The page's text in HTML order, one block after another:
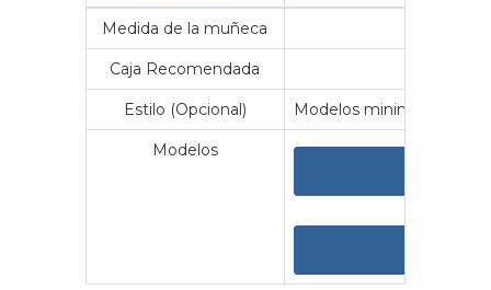
Medida de la muñeca
Caja Recomendada
Estilo (Opcional) Modelos minimalistas y
Modelos